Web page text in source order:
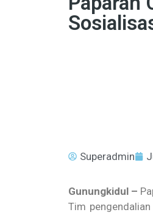
Superadmin
Gunungkidul –
Tim